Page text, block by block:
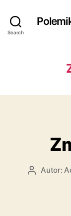
Search
AutorAutor: